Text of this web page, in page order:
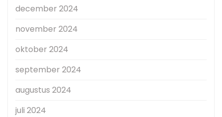
december 2024
november 2024
oktober 2024
september 2024
augustus 2024
juli 2024